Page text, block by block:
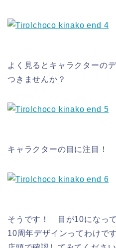
よく見るとキャラクターの
つきませんか？
キャラクターの目に注目！
そうです！ 目が10になって
10周年デザインってわけで